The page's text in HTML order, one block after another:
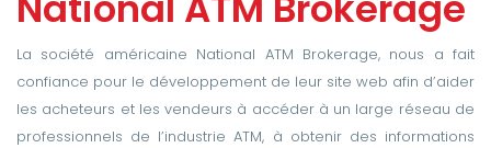
La société américaine National ATM Brokerage, nous a fait
confiance pour le développement de leur site web afin d’aider
les acheteurs et les vendeurs à accéder à un large réseau de
professionnels de l’industrie ATM, à obtenir des informations